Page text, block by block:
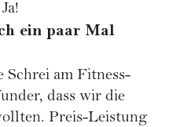
Ja!
ein paar Mal
Schrei am Fitness-
dass wir die
Preis-Leistung